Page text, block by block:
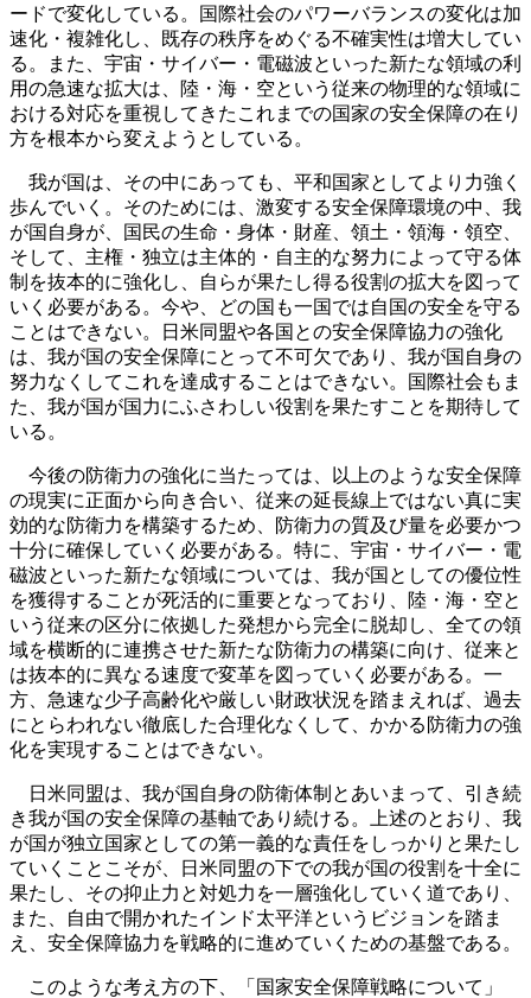
ードで変化している。国際社会のパワーバランスの変化は加
速化・複雑化し、既存の秩序をめぐる不確実性は増大してい
る。また、宇宙・サイバー・電磁波といった新たな領域の利
用の急速な拡大は、陸・海・空という従来の物理的な領域に
おける対応を重視してきたこれまでの国家の安全保障の在り
方を根本から変えようとしている。
我が国は、その中にあっても、平和国家としてより力強く
歩んでいく。そのためには、激変する安全保障環境の中、我
が国自身が、国民の生命・身体・財産、領土・領海・領空、
そして、主権・独立は主体的・自主的な努力によって守る体
制を抜本的に強化し、自らが果たし得る役割の拡大を図って
いく必要がある。今や、どの国も一国では自国の安全を守る
ことはできない。日米同盟や各国との安全保障協力の強化
は、我が国の安全保障にとって不可欠であり、我が国自身の
努力なくしてこれを達成することはできない。国際社会もま
た、我が国が国力にふさわしい役割を果たすことを期待して
いる。
今後の防衛力の強化に当たっては、以上のような安全保障
の現実に正面から向き合い、従来の延長線上ではない真に実
効的な防衛力を構築するため、防衛力の質及び量を必要かつ
十分に確保していく必要がある。特に、宇宙・サイバー・電
磁波といった新たな領域については、我が国としての優位性
を獲得することが死活的に重要となっており、陸・海・空と
いう従来の区分に依拠した発想から完全に脱却し、全ての領
域を横断的に連携させた新たな防衛力の構築に向け、従来と
は抜本的に異なる速度で変革を図っていく必要がある。一
方、急速な少子高齢化や厳しい財政状況を踏まえれば、過去
にとらわれない徹底した合理化なくして、かかる防衛力の強
化を実現することはできない。
日米同盟は、我が国自身の防衛体制とあいまって、引き続
き我が国の安全保障の基軸であり続ける。上述のとおり、我
が国が独立国家としての第一義的な責任をしっかりと果たし
ていくことこそが、日米同盟の下での我が国の役割を十全に
果たし、その抑止力と対処力を一層強化していく道であり、
また、自由で開かれたインド太平洋というビジョンを踏ま
え、安全保障協力を戦略的に進めていくための基盤である。
このような考え方の下、「国家安全保障戦略について」